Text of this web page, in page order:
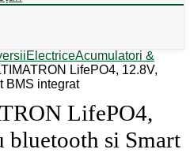
ElectriceAcumulatori &
LifePO4, 12.8V,
BMS integrat
LifePO4,
bluetooth si Smart